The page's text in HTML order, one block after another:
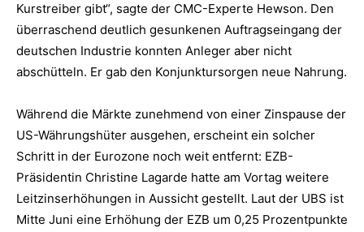
Kurstreiber gibt“, sagte der CMC-Experte Hewson. Den
überraschend deutlich gesunkenen Auftragseingang der
deutschen Industrie konnten Anleger aber nicht
abschütteln. Er gab den Konjunktursorgen neue Nahrung.
Während die Märkte zunehmend von einer Zinspause der
US-Währungshüter ausgehen, erscheint ein solcher
Schritt in der Eurozone noch weit entfernt: EZB-
Präsidentin Christine Lagarde hatte am Vortag weitere
Leitzinserhöhungen in Aussicht gestellt. Laut der UBS ist
Mitte Juni eine Erhöhung der EZB um 0,25 Prozentpunkte